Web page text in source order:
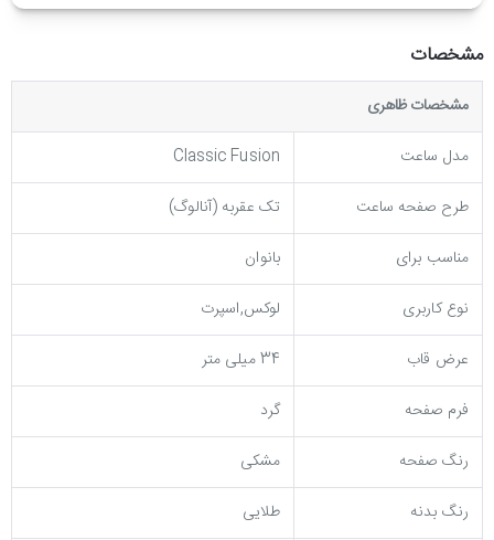
مشخصات
مشخصات ظاهری
مدل ساعت
Classic Fusion
طرح صفحه ساعت
تک عقربه (آنالوگ)
مناسب برای
بانوان
نوع کاربری
لوکس,اسپرت
عرض قاب
34 میلی متر
فرم صفحه
گرد
رنگ صفحه
مشکی
رنگ بدنه
طلایی